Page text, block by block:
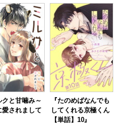
クと甘噛み～
愛されまして
『たのめばなんでも
してくれる京極くん
【単話】10』